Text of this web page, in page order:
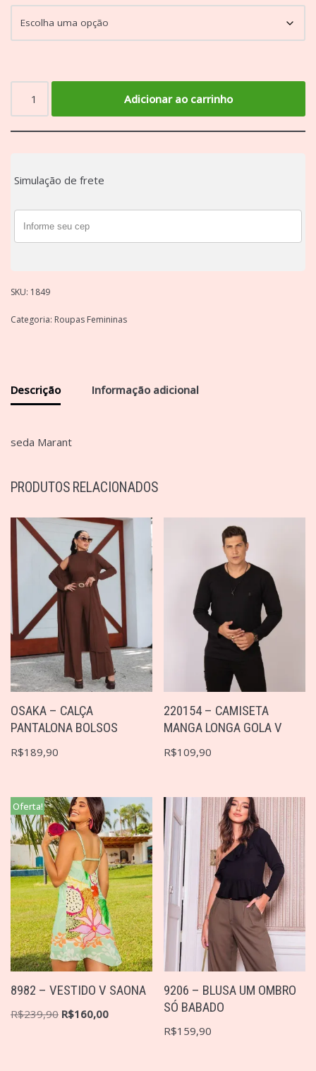
Adicionar ao carrinho
Simulação de frete
SKU: 1849
Categoria: Roupas Femininas
Descrição Informação adicional
seda Marant
PRODUTOS RELACIONADOS
OSAKA – CALÇA
PANTALONA BOLSOS
R$189,90
220154 – CAMISETA
MANGA LONGA GOLA V
R$109,90
Oferta!
8982 – VESTIDO V SAONA
R$239,90 R$160,00
9206 – BLUSA UM OMBRO
SÓ BABADO
R$159,90